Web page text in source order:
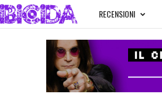
l
C
RECENSIONI